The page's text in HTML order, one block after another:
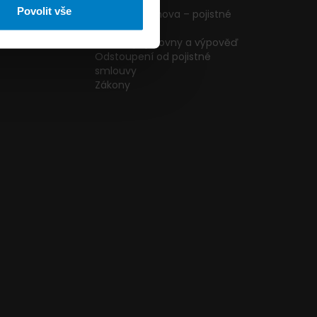
Povolit vše
Pojištění domova – pojistné
podmínky
Změna pojišťovny a výpověď
Odstoupení od pojistné
smlouvy
Zákony